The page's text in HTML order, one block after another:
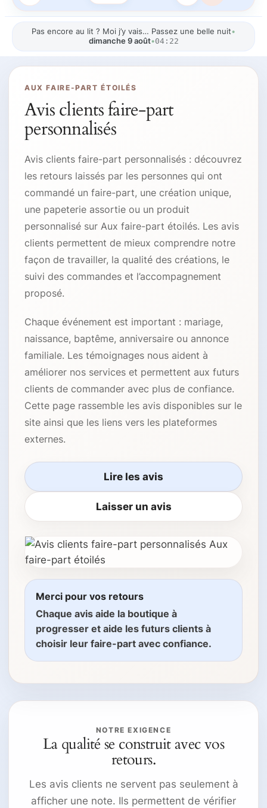
Pas encore au lit ? Moi j’y vais… Passez une belle nuit•
dimanche 9 août•04:22
AUX FAIRE-PART ÉTOILÉS
Avis clients faire-part
personnalisés
Avis clients faire-part personnalisés : découvrez
les retours laissés par les personnes qui ont
commandé un faire-part, une création unique,
une papeterie assortie ou un produit
personnalisé sur Aux faire-part étoilés. Les avis
clients permettent de mieux comprendre notre
façon de travailler, la qualité des créations, le
suivi des commandes et l’accompagnement
proposé.
Chaque événement est important : mariage,
naissance, baptême, anniversaire ou annonce
familiale. Les témoignages nous aident à
améliorer nos services et permettent aux futurs
clients de commander avec plus de confiance.
Cette page rassemble les avis disponibles sur le
site ainsi que les liens vers les plateformes
externes.
Lire les avis
Laisser un avis
Merci pour vos retours
Chaque avis aide la boutique à
progresser et aide les futurs clients à
choisir leur faire-part avec confiance.
NOTRE EXIGENCE
La qualité se construit avec vos
retours.
Les avis clients ne servent pas seulement à
afficher une note. Ils permettent de vérifier